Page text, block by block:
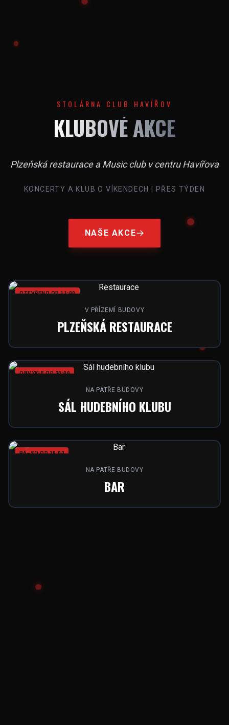
STOLÁRNA CLUB HAVÍŘOV
KLUBOVÉ AKCE
Plzeňská restaurace a Music club v centru Havířova
KONCERTY A KLUB O VÍKENDECH I PŘES TÝDEN
NAŠE AKCE
OTEVŘENO OD 11:00
V PŘÍZEMÍ BUDOVY
PLZEŇSKÁ RESTAURACE
OBVYKLE OD 20:00
NA PATŘE BUDOVY
SÁL HUDEBNÍHO KLUBU
PÁ–SO OD 19:00
NA PATŘE BUDOVY
BAR